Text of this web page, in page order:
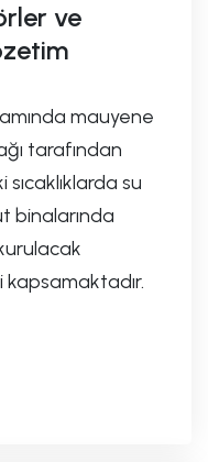
ve
mauyene
tarafından
su
binalarında